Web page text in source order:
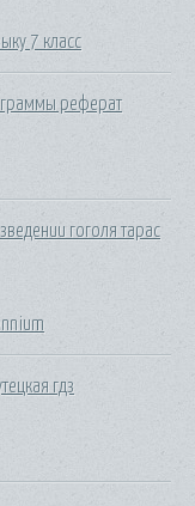
7 класс
реферат
гоголя тарас
гдз